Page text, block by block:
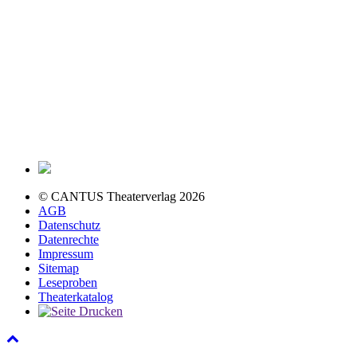
© CANTUS Theaterverlag 2026
AGB
Datenschutz
Datenrechte
Impressum
Sitemap
Leseproben
Theaterkatalog